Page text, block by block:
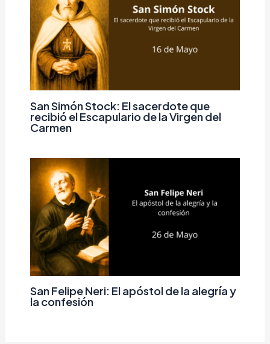
San Simón Stock: El sacerdote que
recibió el Escapulario de la Virgen del
Carmen
San Felipe Neri: El apóstol de la alegría y
la confesión